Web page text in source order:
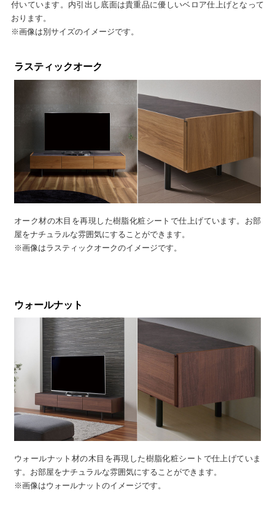
付いています。内引出し底面は貴重品に優しいベロア仕上げとなって
おります。
※画像は別サイズのイメージです。
ラスティックオーク
オーク材の木目を再現した樹脂化粧シートで仕上げています。お部
屋をナチュラルな雰囲気にすることができます。
※画像はラスティックオークのイメージです。
ウォールナット
ウォールナット材の木目を再現した樹脂化粧シートで仕上げていま
す。お部屋をナチュラルな雰囲気にすることができます。
※画像はウォールナットのイメージです。